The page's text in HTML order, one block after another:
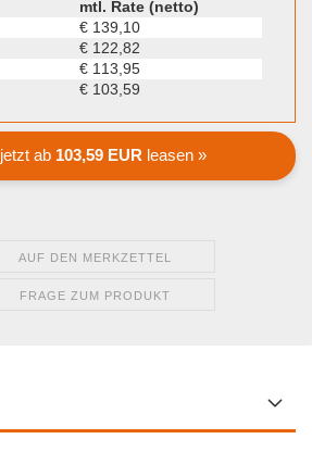
mtl. Rate (netto)
€ 139,10
€ 122,82
€ 113,95
€ 103,59
jetzt ab 103,59 EUR leasen »
AUF DEN MERKZETTEL
FRAGE ZUM PRODUKT